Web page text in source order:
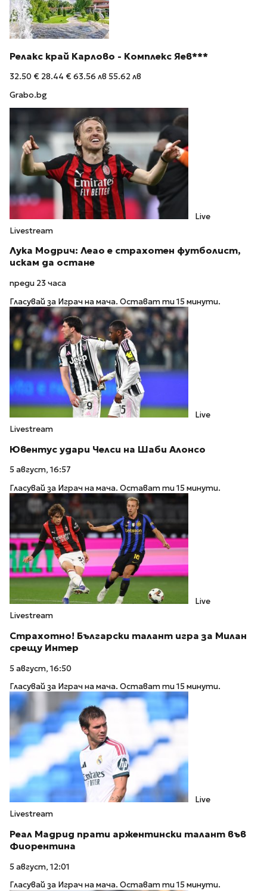
Релакс край Карлово - Комплекс Яев***
32.50 € 28.44 €63.56 лв 55.62 лв
Grabo.bg
Live
Livestream
Лука Модрич: Леао е страхотен футболист,
искам да остане
преди 23 часа
Гласувай за Играч на мача. Остават ти 15 минути.
Live
Livestream
Ювентус удари Челси на Шаби Алонсо
5 август, 16:57
Гласувай за Играч на мача. Остават ти 15 минути.
Live
Livestream
Страхотно! Български талант игра за Милан
срещу Интер
5 август, 16:50
Гласувай за Играч на мача. Остават ти 15 минути.
Live
Livestream
Реал Мадрид прати аржентински талант във
Фиорентина
5 август, 12:01
Гласувай за Играч на мача. Остават ти 15 минути.